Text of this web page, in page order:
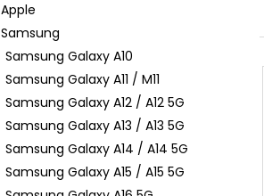
Apple
Samsung
Samsung Galaxy A10
Samsung Galaxy A11 / M11
Samsung Galaxy A12 / A12 5G
Samsung Galaxy A13 / A13 5G
Samsung Galaxy A14 / A14 5G
Samsung Galaxy A15 / A15 5G